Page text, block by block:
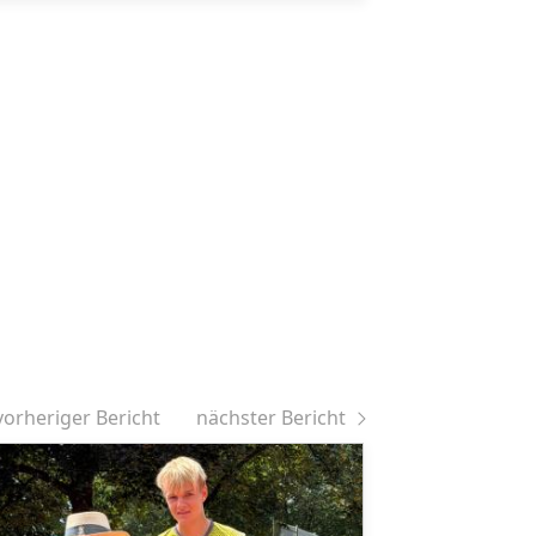
Bericht nächster Bericht